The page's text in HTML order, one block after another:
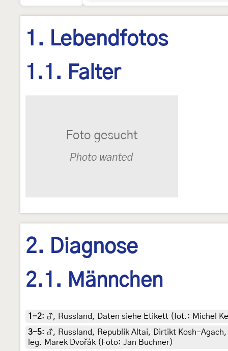
1. Lebendfotos
1.1. Falter
2. Diagnose
2.1. Männchen
1-2: ♂, Russland, Daten siehe Etikett (fot.: Michel
3-5: ♂, Russland, Republik Altai, Dirtikt Kosh-
leg. Marek Dvořák (Foto: Jan Buchner)